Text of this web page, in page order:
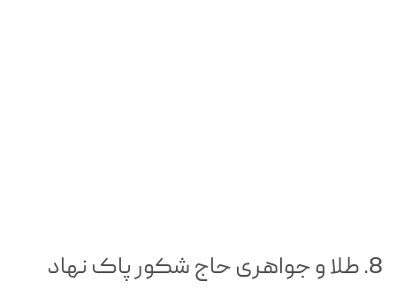
8. طلا و جواهری حاج شکور پاک نهاد